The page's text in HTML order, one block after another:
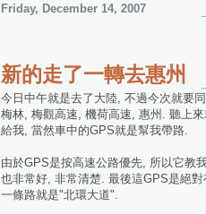
Friday, December 14, 2007
新的走了一轉去惠州
今日中午就是去了大陸, 不過今次就要
梅林, 梅觀高速, 機荷高速, 惠州. 聽上
給我, 當然車中的GPS就是幫我帶路.
由於GPS是按高速公路優先, 所以它教
也非常好, 非常清楚. 最後這GPS是絕
一條路就是"北環大道".